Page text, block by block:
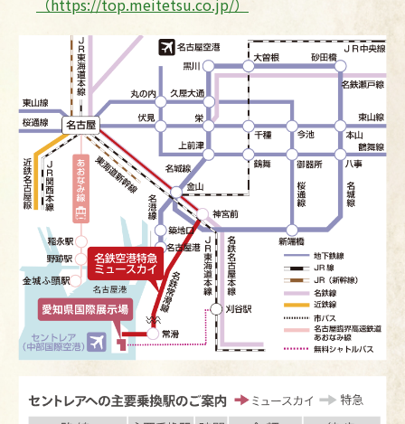
（https://top.meitetsu.co.jp/）